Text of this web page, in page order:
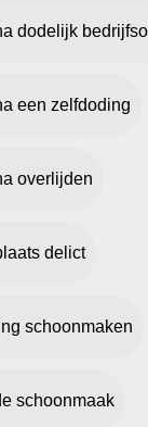
dodelijk
een zelfdoding
overlijden
delict
schoonmaken
schoonmaak